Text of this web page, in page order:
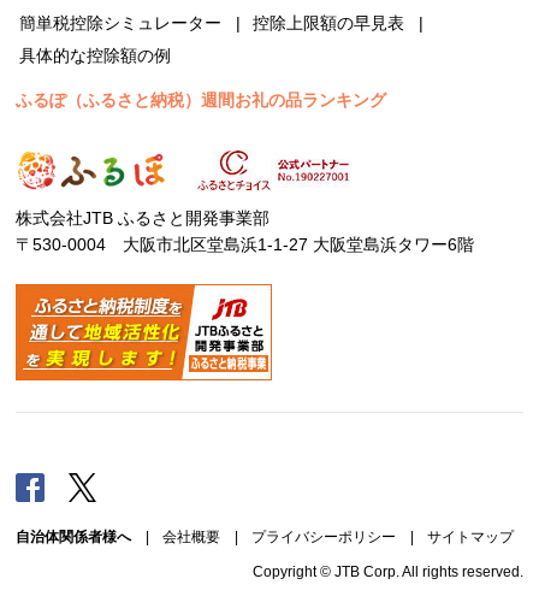
簡単税控除シミュレーター
控除上限額の早見表
具体的な控除額の例
ふるぽ（ふるさと納税）週間お礼の品ランキング
株式会社JTB ふるさと開発事業部
〒530-0004 大阪市北区堂島浜1-1-27 大阪堂島浜タワー6階
Facebook
自治体関係者様へ| 会社概要 プライバシーポリシー サイトマップ
Copyright © JTB Corp. All rights reserved.